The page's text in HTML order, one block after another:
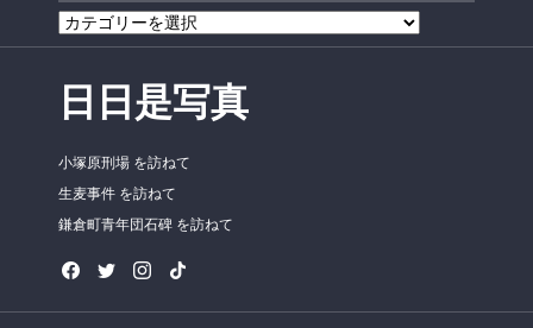
所
在
地
日日是写真
小塚原刑場 を訪ねて
生麦事件 を訪ねて
鎌倉町青年団石碑 を訪ねて